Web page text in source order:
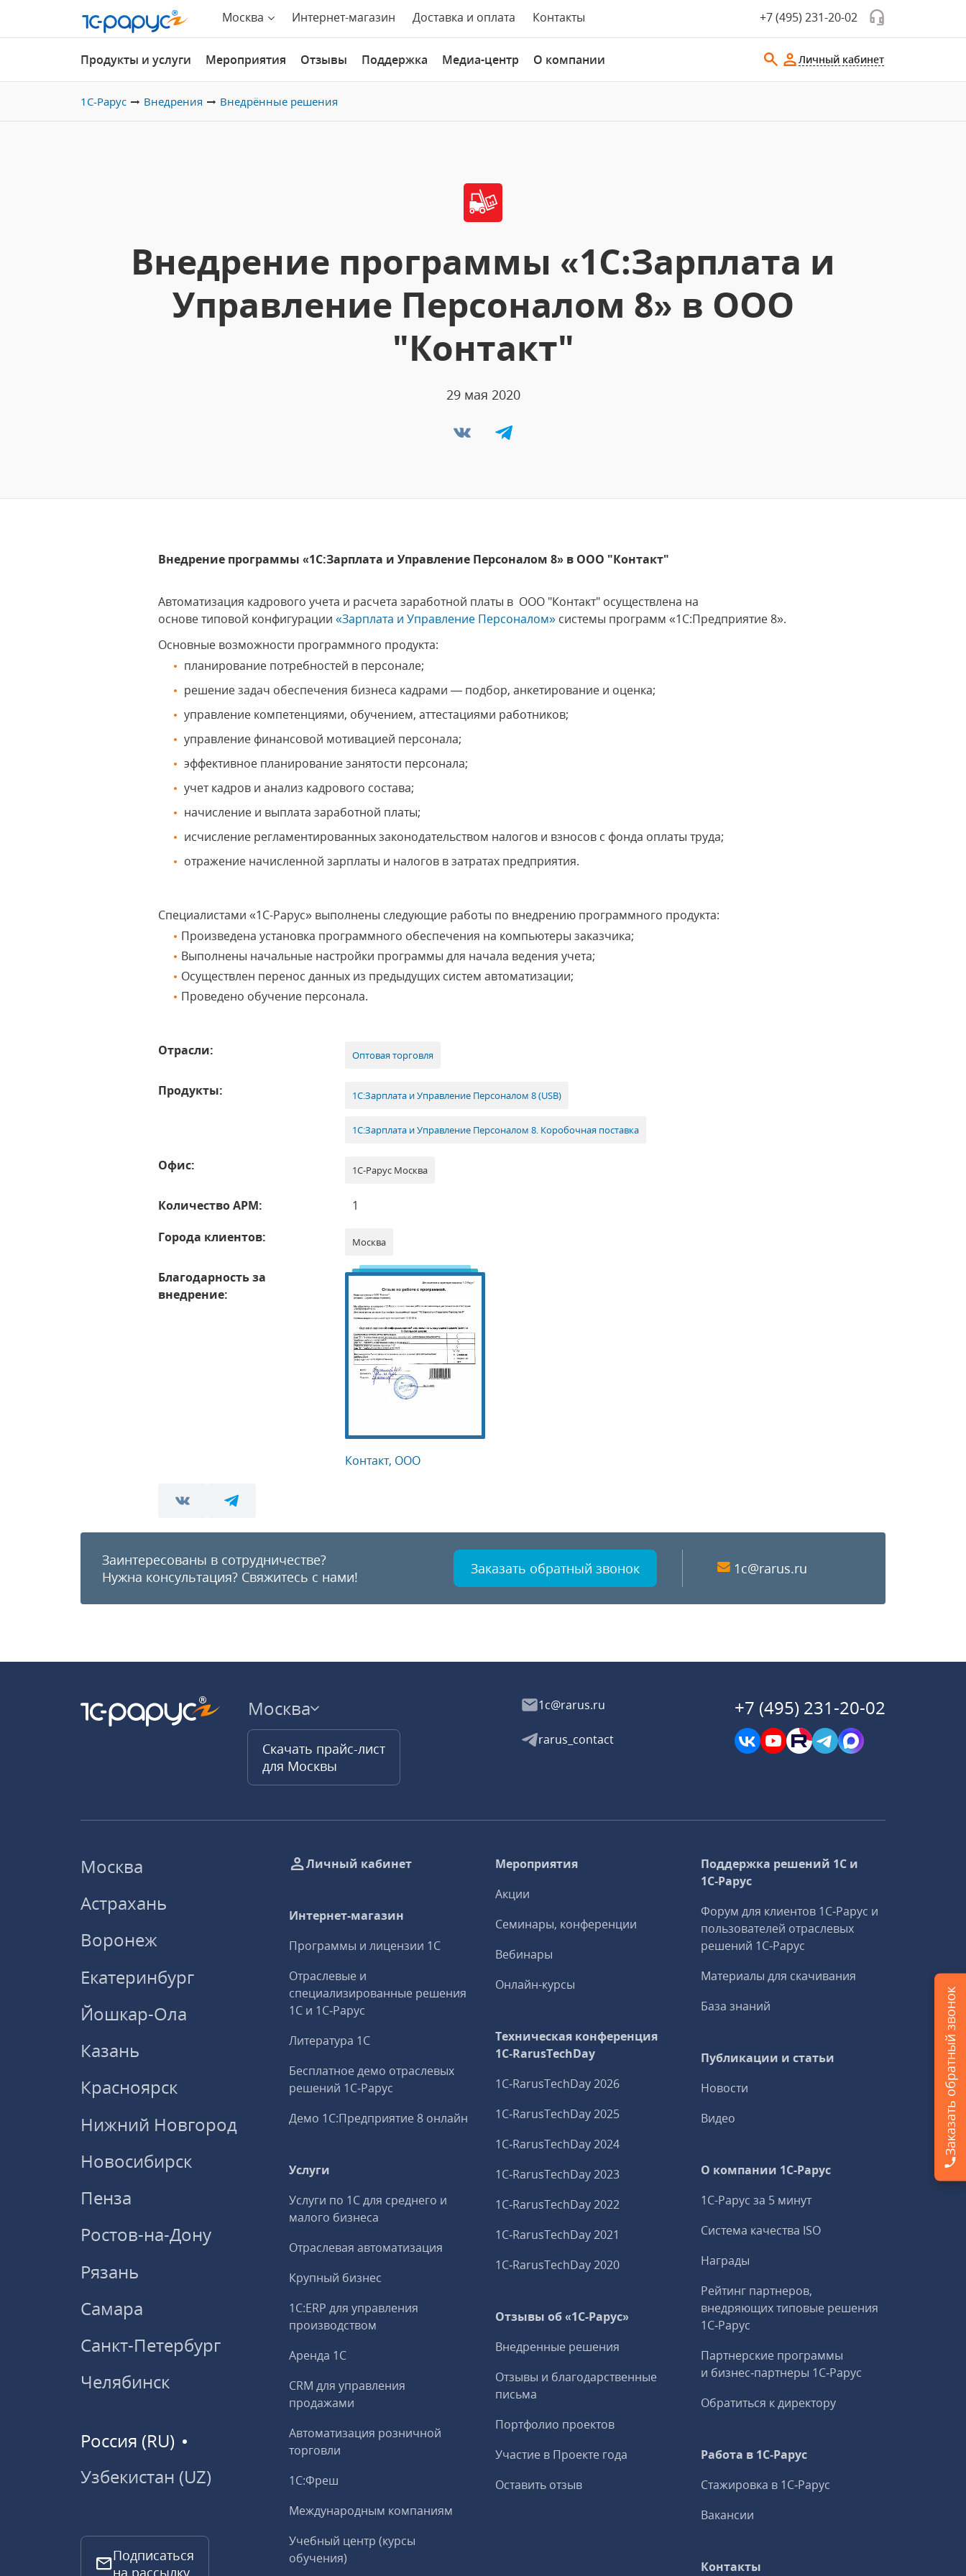
Москва Интернет-магазин Доставка и оплата Контакты +7 (495) 231-20-02
Продукты и услуги Мероприятия Отзывы Поддержка Медиа-центр О компании Личный кабинет
1С-Рарус Внедрения Внедрённые решения
Внедрение программы «1С:Зарплата и
Управление Персоналом 8» в ООО
"Контакт"
29 мая 2020
Внедрение программы «1С:Зарплата и Управление Персоналом 8» в ООО "Контакт"
Автоматизация кадрового учета и расчета заработной платы в ООО "Контакт" осуществлена на
основе типовой конфигурации«Зарплата и Управление Персоналом» системы программ «1С:Предприятие 8».
Основные возможности программного продукта:
планирование потребностей в персонале;
решение задач обеспечения бизнеса кадрами — подбор, анкетирование и оценка;
управление компетенциями, обучением, аттестациями работников;
управление финансовой мотивацией персонала;
эффективное планирование занятости персонала;
учет кадров и анализ кадрового состава;
начисление и выплата заработной платы;
исчисление регламентированных законодательством налогов и взносов с фонда оплаты труда;
отражение начисленной зарплаты и налогов в затратах предприятия.
Специалистами «1С-Рарус» выполнены следующие работы по внедрению программного продукта:
Произведена установка программного обеспечения на компьютеры заказчика;
Выполнены начальные настройки программы для начала ведения учета;
Осуществлен перенос данных из предыдущих систем автоматизации;
Проведено обучение персонала.
Отрасли: Оптовая торговля
Продукты: 1С:Зарплата и Управление Персоналом 8 (USB)
1С:Зарплата и Управление Персоналом 8. Коробочная поставка
Офис: 1С-Рарус Москва
Количество АРМ:
1
Города клиентов:
Москва
Благодарность за
внедрение:
Контакт, ООО
Заинтересованы в сотрудничестве?
Нужна консультация? Свяжитесь с нами! Заказать обратный звонок 1c@rarus.ru
Москва
Скачать прайс-лист
для Москвы
1c@rarus.ru
rarus_contact
+7 (495) 231-20-02
Москва
Астрахань
Воронеж
Екатеринбург
Йошкар-Ола
Казань
Красноярск
Нижний Новгород
Новосибирск
Пенза
Ростов-на-Дону
Рязань
Самара
Санкт-Петербург
Челябинск
Россия (RU)
Узбекистан (UZ)
Подписаться
Личный кабинет
Интернет-магазин
Программы и лицензии 1С
Отраслевые и
специализированные решения
1С и 1С‑Рарус
Литература 1С
Бесплатное демо отраслевых
решений 1С‑Рарус
Демо 1С:Предприятие 8 онлайн
Услуги
Услуги по 1С для среднего и
малого бизнеса
Отраслевая автоматизация
Крупный бизнес
1С:ERP для управления
производством
Аренда 1С
CRM для управления
продажами
Автоматизация розничной
торговли
1С:Фреш
Международным компаниям
Учебный центр (курсы
обучения)
Мероприятия
Акции
Семинары, конференции
Вебинары
Онлайн-курсы
Техническая конференция
1C‑RarusTechDay
1C‑RarusTechDay 2026
1C‑RarusTechDay 2025
1C‑RarusTechDay 2024
1C‑RarusTechDay 2023
1C‑RarusTechDay 2022
1C‑RarusTechDay 2021
1C‑RarusTechDay 2020
Отзывы об «1С-Рарус»
Внедренные решения
Отзывы и благодарственные
письма
Портфолио проектов
Участие в Проекте года
Оставить отзыв
Поддержка решений 1С и
1С‑Рарус
Форум для клиентов 1С‑Рарус и
пользователей отраслевых
решений 1С‑Рарус
Материалы для скачивания
База знаний
Публикации и статьи
Новости
Видео
О компании 1C-Рарус
1С-Рарус за 5 минут
Система качества ISO
Награды
Рейтинг партнеров,
внедряющих типовые решения
1С‑Рарус
Партнерские программы
и бизнес‑партнеры 1С‑Рарус
Обратиться к директору
Работа в 1С‑Рарус
Стажировка в 1С‑Рарус
Вакансии
Контакты
Заказать обратный звонок